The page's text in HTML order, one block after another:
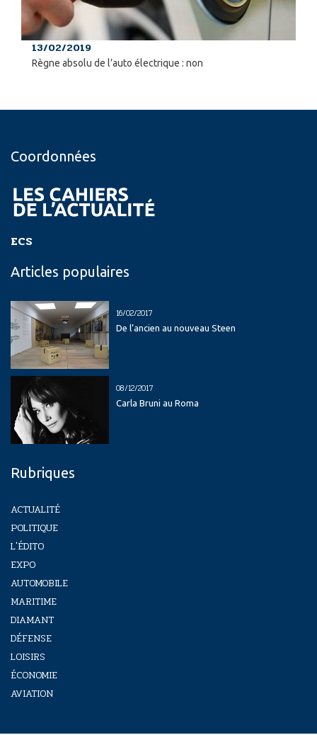
13/02/2019
Règne absolu de l’auto électrique : non
Coordonnées
ECS
Articles populaires
16/02/2017
De l’ancien au nouveau Steen
08/12/2017
Carla Bruni au Roma
Rubriques
ACTUALITÉ
POLITIQUE
L'ÉDITO
EXPO
AUTOMOBILE
MARITIME
DIAMANT
DÉFENSE
LOISIRS
ÉCONOMIE
AVIATION